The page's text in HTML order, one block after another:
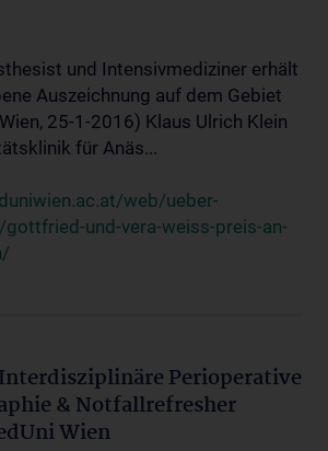
und Intensivmediziner erhält
Auszeichnung auf dem Gebiet
25-1-2016) Klaus Ulrich Klein
für Anäs...
web/ueber-
und-vera-weiss-preis-an-
Perioperative
& Notfallrefresher
Wien